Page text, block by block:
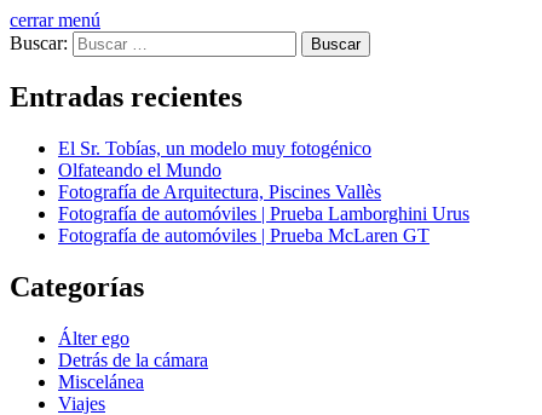
cerrar menú
Buscar:
Entradas recientes
El Sr. Tobías, un modelo muy fotogénico
Olfateando el Mundo
Fotografía de Arquitectura, Piscines Vallès
Fotografía de automóviles | Prueba Lamborghini Urus
Fotografía de automóviles | Prueba McLaren GT
Categorías
Álter ego
Detrás de la cámara
Miscelánea
Viajes